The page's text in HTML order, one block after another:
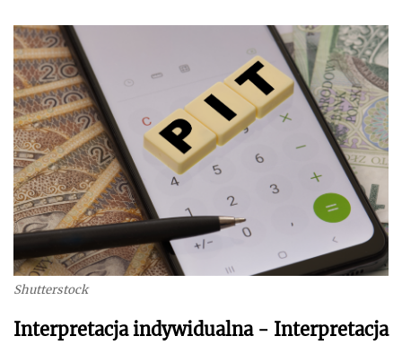
Shutterstock
Interpretacja indywidualna - Interpretacja